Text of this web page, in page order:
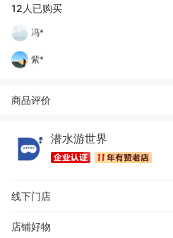
12人已购买
刘*宇
冯*
紫*
商品评价
潜水游世界
线下门店
店铺好物